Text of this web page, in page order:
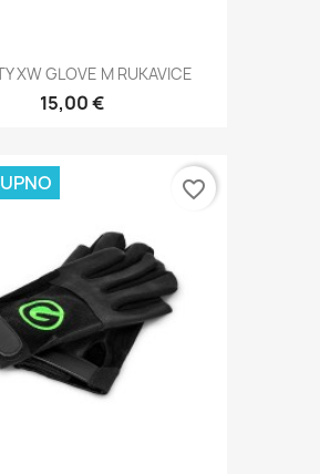
XW GLOVE M RUKAVICE
15,00 €
favorite_border